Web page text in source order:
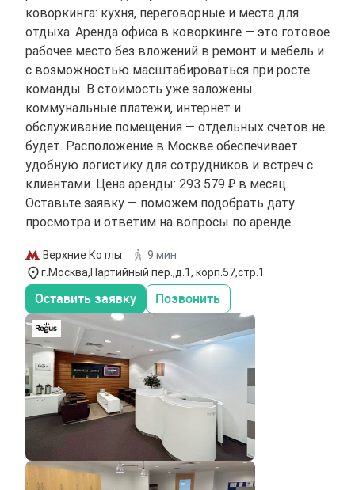
коворкинга: кухня, переговорные и места для
отдыха. Аренда офиса в коворкинге — это готовое
рабочее место без вложений в ремонт и мебель и
с возможностью масштабироваться при росте
команды. В стоимость уже заложены
коммунальные платежи, интернет и
обслуживание помещения — отдельных счетов не
будет. Расположение в Москве обеспечивает
удобную логистику для сотрудников и встреч с
клиентами. Цена аренды: 293 579 ₽ в месяц.
Оставьте заявку — поможем подобрать дату
просмотра и ответим на вопросы по аренде.
Верхние Котлы
9 мин
г.Москва,Партийный пер.,д.1, корп.57,стр.1
Оставить заявку Позвонить